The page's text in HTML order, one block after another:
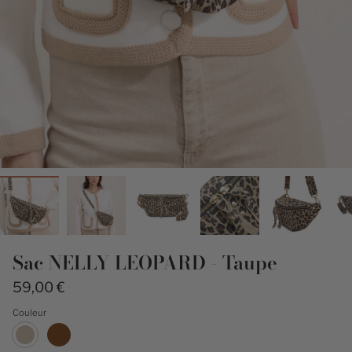
Sac NELLY LEOPARD - Taupe
59,00 €
Couleur
Taupe